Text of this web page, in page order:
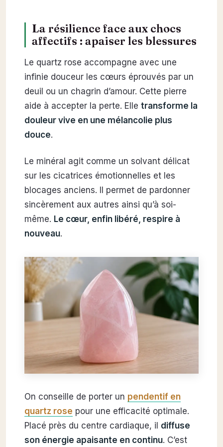
La résilience face aux chocs
affectifs : apaiser les blessures
Le quartz rose accompagne avec une
infinie douceur les cœurs éprouvés par un
deuil ou un chagrin d’amour. Cette pierre
aide à accepter la perte. Elle transforme la
douleur vive en une mélancolie plus
douce.
Le minéral agit comme un solvant délicat
sur les cicatrices émotionnelles et les
blocages anciens. Il permet de pardonner
sincèrement aux autres ainsi qu’à soi-
même. Le cœur, enfin libéré, respire à
nouveau.
On conseille de porter un pendentif en
quartz rose pour une efficacité optimale.
Placé près du centre cardiaque, il diffuse
son énergie apaisante en continu. C’est